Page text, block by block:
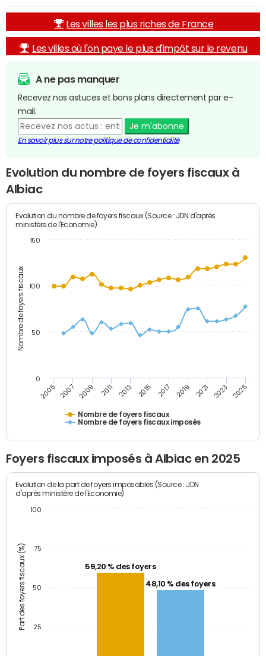
Les villes les plus riches de France
Les villes où l'on paye le plus d'impôt sur le revenu
A ne pas manquer
Recevez nos astuces et bons plans directement par e-
mail.
Je m'abonne
En savoir plus sur notre politique de confidentialité
Evolution du nombre de foyers fiscaux à
Albiac
Nombre de foyers fiscaux
Evolution du nombre de foyers fiscaux (Source : JDN d'après
ministère de l'Economie)
Nombre de foyers fiscaux
Nombre de foyers fiscaux imposés
2005 2007 2009 2011 2013 2015 2017 2019 2021 2023 2025
0
50
100
150
Foyers fiscaux imposés à Albiac en 2025
Part des foyers fiscaux (%)
Evolution de la part de foyers imposables (Source : JDN
d'après ministère de l'Economie)
59,20 % des foyers
48,10 % des foyers
25
50
75
100